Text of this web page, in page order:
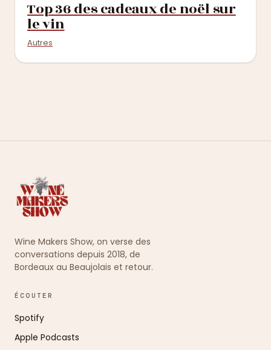
Top 36 des cadeaux de noël sur
le vin
Autres
Wine Makers Show, on verse des
conversations depuis 2018, de
Bordeaux au Beaujolais et retour.
ÉCOUTER
Spotify
Apple Podcasts